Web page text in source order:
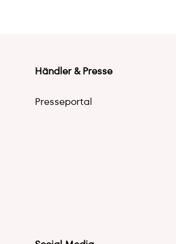
Händler & Presse
Presseportal